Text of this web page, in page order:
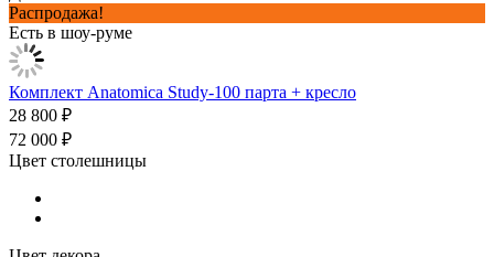
Распродажа!
Есть в шоу-руме
Комплект Anatomica Study-100 парта + кресло
28 800 ₽
72 000 ₽
Цвет столешницы